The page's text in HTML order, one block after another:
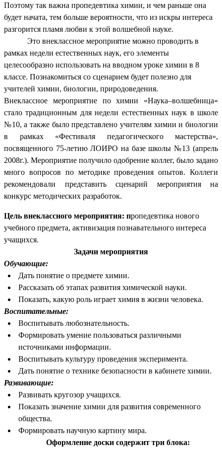
Поэтому так важна пропедевтика химии, и чем раньше она
будет начата, тем больше вероятности, что из искры интереса
разгорится пламя любви к этой волшебной науке.
Это внеклассное мероприятие можно проводить в
рамках недели естественных наук, его элементы
целесообразно использовать на вводном уроке химии в 8
классе. Познакомиться со сценарием будет полезно для
учителей химии, биологии, природоведения.
Внеклассное мероприятие по химии «Наука–волшебница»
стало традиционным для недели естественных наук в школе
№10, а также было представлено учителям химии и биологии
в рамках «Фестиваля педагогического мастерства»,
посвященного 75-летию ЛОИРО на базе школы №13 (апрель
2008г.). Мероприятие получило одобрение коллег, было задано
много вопросов по методике проведения опытов. Коллеги
рекомендовали представить сценарий мероприятия на
конкурс методических разработок.
Цель внеклассного мероприятия: пропедевтика нового
учебного предмета, активизация познавательного интереса
учащихся.
Задачи мероприятия
Обучающие:
Дать понятие о предмете химии.
Рассказать об этапах развития химической науки.
Показать, какую роль играет химия в жизни человека.
Воспитательные:
Воспитывать любознательность.
Формировать умение пользоваться различными
источниками информации.
Воспитывать культуру проведения эксперимента.
Дать понятие о технике безопасности в кабинете химии.
Развивающие:
Развивать кругозор учащихся.
Показать значение химии для развития современного
общества.
Формировать научную картину мира.
Оформление доски содержит три блока: